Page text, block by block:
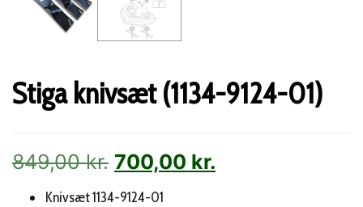
Stiga knivsæt (1134-9124-01)
849,00kr. Den
oprindelige
700,00 kr.
Knivsæt 1134-9124-01